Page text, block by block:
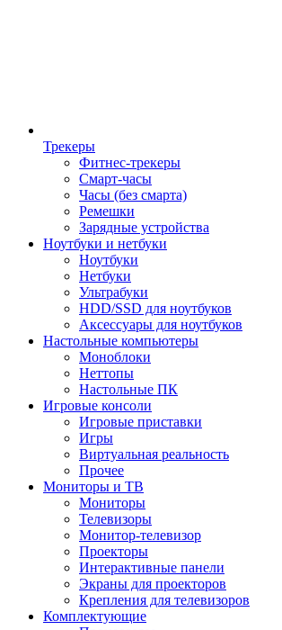
Трекеры
Фитнес-трекеры
Смарт-часы
Часы (без смарта)
Ремешки
Зарядные устройства
Ноутбуки и нетбуки
Ноутбуки
Нетбуки
Ультрабуки
HDD/SSD для ноутбуков
Аксессуары для ноутбуков
Настольные компьютеры
Моноблоки
Неттопы
Настольные ПК
Игровые консоли
Игровые приставки
Игры
Виртуальная реальность
Прочее
Мониторы и ТВ
Мониторы
Телевизоры
Монитор-телевизор
Проекторы
Интерактивные панели
Экраны для проекторов
Крепления для телевизоров
Комплектующие